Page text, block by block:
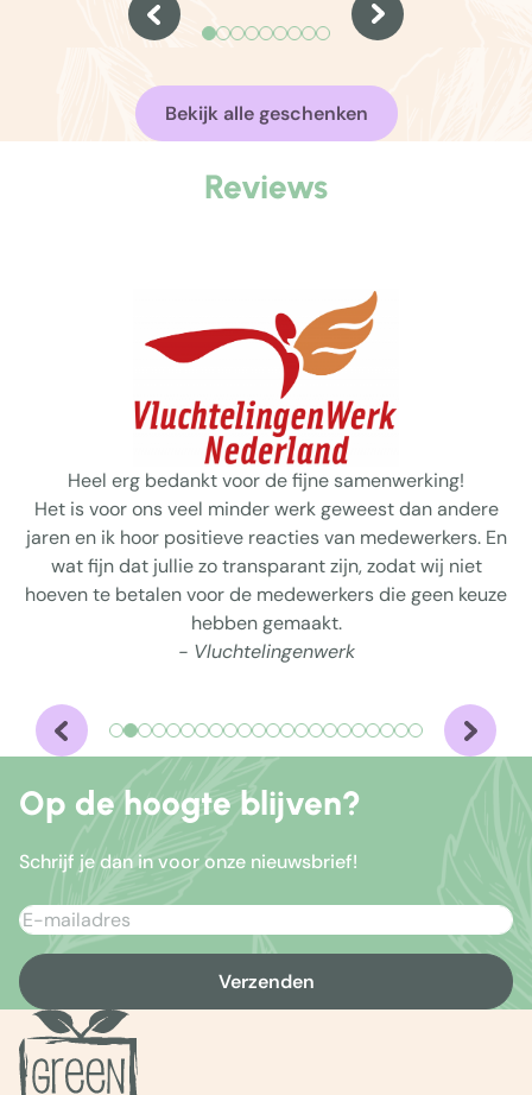
eenvoud’ als uitgangspunt. Dat geldt nog
Bekijk alle geschenken
Reviews
Heel erg bedankt voor de fijne samenwerking!
Het is voor ons veel minder werk geweest dan andere
jaren en ik hoor positieve reacties van medewerkers. En
wat fijn dat jullie zo transparant zijn, zodat wij niet
hoeven te betalen voor de medewerkers die geen keuze
hebben gemaakt.
- Vluchtelingenwerk
Op de hoogte blijven?
Schrijf je dan in voor onze nieuwsbrief!
Verzenden